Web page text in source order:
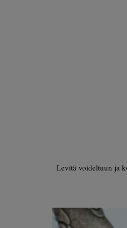
Levitä voideltuun ja